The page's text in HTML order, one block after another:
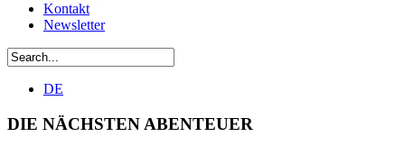
Kontakt
Newsletter
DE
DIE NÄCHSTEN ABENTEUER